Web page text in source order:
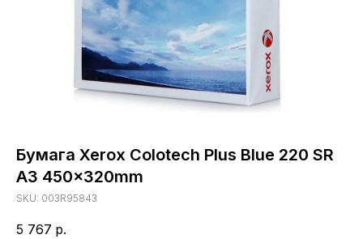
Бумага Xerox Colotech Plus Blue 220 SR
A3 450x320mm
SKU: 003R95843
5 767 р.